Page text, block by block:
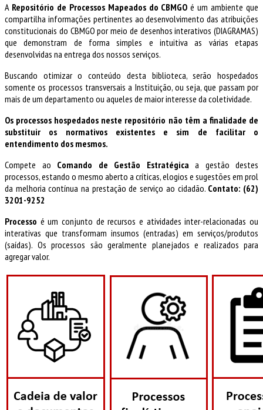
A Repositório de Processos Mapeados do CBMGO é um ambiente que
compartilha informações pertinentes ao desenvolvimento das atribuições
constitucionais do CBMGO por meio de desenhos interativos (DIAGRAMAS)
que demonstram de forma simples e intuitiva as várias etapas
desenvolvidas na entrega dos nossos serviços.
Buscando otimizar o conteúdo desta biblioteca, serão hospedados
somente os processos transversais a Instituição, ou seja, que passam por
mais de um departamento ou aqueles de maior interesse da coletividade.
Os processos hospedados neste repositório não têm a finalidade de
substituir os normativos existentes e sim de facilitar o
entendimento dos mesmos.
Compete ao Comando de Gestão Estratégica a gestão destes
processos, estando o mesmo aberto a críticas, elogios e sugestões em prol
da melhoria contínua na prestação de serviço ao cidadão. Contato: (62)
3201-9252
Processo é um conjunto de recursos e atividades inter-relacionadas ou
interativas que transformam insumos (entradas) em serviços/produtos
(saídas). Os processos são geralmente planejados e realizados para
agregar valor.